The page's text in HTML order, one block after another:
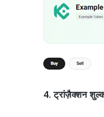
4. ट्रांज़ैक्शन